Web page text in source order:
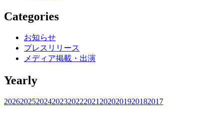
Categories
お知らせ
プレスリリース
メディア掲載・出演
Yearly
202620252024202320222021 2020201920182017